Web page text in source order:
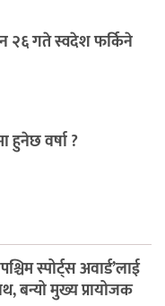
२६ गते स्वदेश फर्किने
वर्षा ?
स्पोर्ट्स अवार्ड’लाई
बन्यो मुख्य प्रायोजक